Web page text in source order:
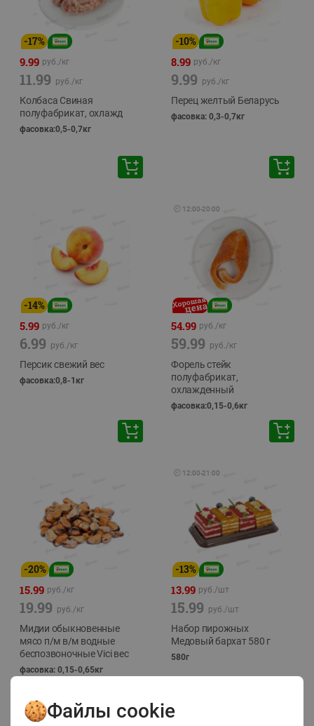
-17%
9.99 руб./кг
11.99 руб./кг
Колбаса Свиная
полуфабрикат, охлажд
фасовка:0,5-0,7кг
-10%
8.99 руб./кг
9.99 руб./кг
Перец желтый Беларусь
фасовка: 0,3-0,7кг
-14%
5.99 руб./кг
6.99 руб./кг
Персик свежий вес
фасовка:0,8-1кг
🕘 12:00-20:00
54.99 руб./кг
59.99 руб./кг
Форель стейк
полуфабрикат,
охлажденный
фасовка:0,15-0,6кг
-20%
15.99 руб./кг
19.99 руб./кг
Мидии обыкновенные
мясо п/м в/м водные
беспозвоночные Vici вес
фасовка: 0,15-0,65кг
🕘 12:00-21:00
-13%
13.99 руб./шт
15.99 руб./шт
Набор пирожных
Медовый бархат 580 г
580г
Файлы cookie